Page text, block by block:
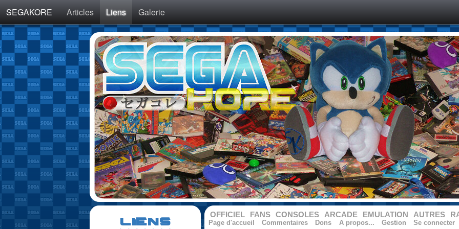
SEGAKORE Articles Liens Galerie
OFFICIEL FANS CONSOLES ARCADE EMULATION AUTRES
Page d'accueil Commentaires Dons A propos... Gestion Se connecter
LIENS